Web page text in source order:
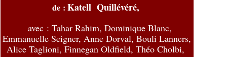
de : Katell Quillévéré,
avec : Tahar Rahim, Dominique Blanc,
Emmanuelle Seigner, Anne Dorval, Bouli Lanners,
Alice Taglioni, Finnegan Oldfield, Théo Cholbi,